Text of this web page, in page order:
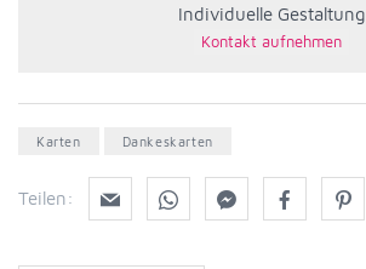
Individuelle Gestaltung
Karten Dankeskarten
Teilen: